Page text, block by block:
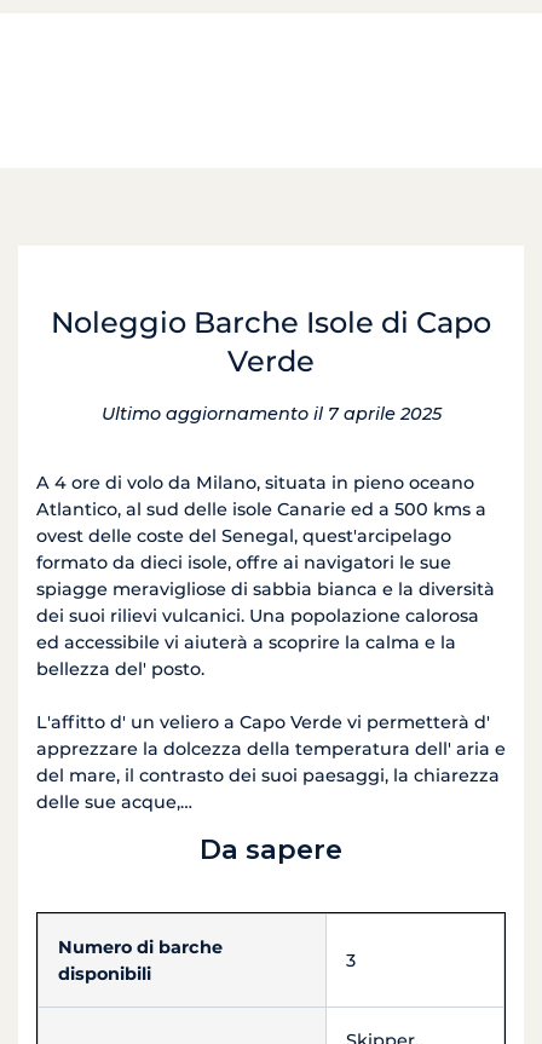
Noleggio Barche Isole di Capo
Verde
Ultimo aggiornamento il 7 aprile 2025
A 4 ore di volo da Milano, situata in pieno oceano
Atlantico, al sud delle isole Canarie ed a 500 kms a
ovest delle coste del Senegal, quest'arcipelago
formato da dieci isole, offre ai navigatori le sue
spiagge meravigliose di sabbia bianca e la diversità
dei suoi rilievi vulcanici. Una popolazione calorosa
ed accessibile vi aiuterà a scoprire la calma e la
bellezza del' posto.
L'affitto d' un veliero a Capo Verde vi permetterà d'
apprezzare la dolcezza della temperatura dell' aria e
del mare, il contrasto dei suoi paesaggi, la chiarezza
delle sue acque,…
Da sapere
Numero di barche
disponibili
3